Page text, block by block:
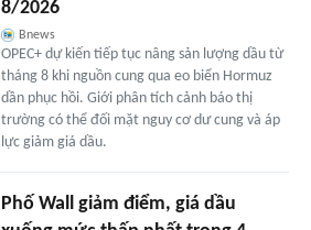
8/2026
Bnews
OPEC+ dự kiến tiếp tục nâng sản lượng dầu từ
tháng 8 khi nguồn cung qua eo biển Hormuz
dần phục hồi. Giới phân tích cảnh báo thị
trường có thể đối mặt nguy cơ dư cung và áp
lực giảm giá dầu.
Phố Wall giảm điểm, giá dầu